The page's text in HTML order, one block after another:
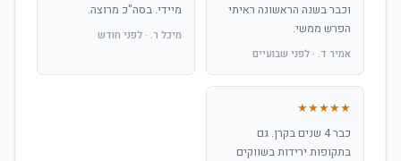
וכבר בשנה הראשונה ראיתי
הפרש ממשי.
אמיר ד. · לפני שבועיים
מיידי. בסה"כ מרוצה.
מיכל ר. · לפני חודש
★★★★★
כבר 4 שנים בקרן. גם
בתקופות ירידות בשווקים